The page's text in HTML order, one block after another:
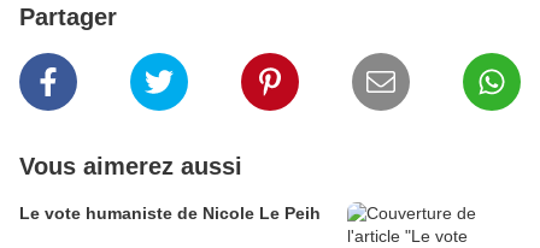
Partager
Vous aimerez aussi
Le vote humaniste de Nicole Le Peih